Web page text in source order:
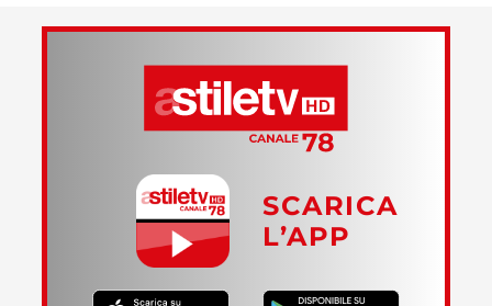
SCARICA
L’APP